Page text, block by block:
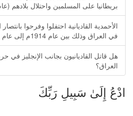
بريطانيا على المسلمين واحتلال بلادهم (عام
الأحمدية القاديانية احتفلوا وفرحوا
في العراق وذلك بين عام 1914م إلى عام 1918م
هل قاتل القاديانيون بجانب الإنجليز
العراق؟
ادْعُ إِلَىٰ سَبِيلِ رَبِّكَ